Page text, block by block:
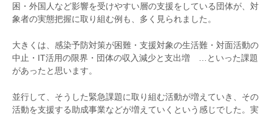
困・外国人など影響を受けやすい層の支援をしている団体が、対
象者の実態把握に取り組む例も、多く見られました。
大きくは、感染予防対策が困難・支援対象の生活難・対面活動の
中止・IT活用の限界・団体の収入減少と支出増 …といった課題
があったと思います。
並行して、そうした緊急課題に取り組む活動が増えていき、その
活動を支援する助成事業などが増えていくという感じでした。実